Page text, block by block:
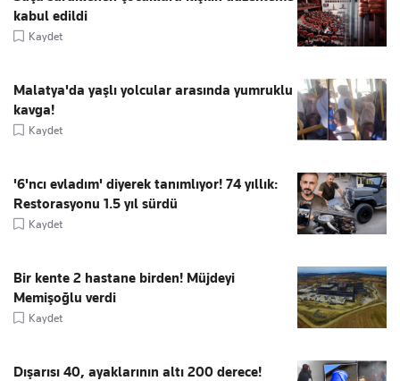
kabul edildi
Kaydet
Malatya'da yaşlı yolcular arasında yumruklu
kavga!
Kaydet
'6'ncı evladım' diyerek tanımlıyor! 74 yıllık:
Restorasyonu 1.5 yıl sürdü
Kaydet
Bir kente 2 hastane birden! Müjdeyi
Memişoğlu verdi
Kaydet
Dışarısı 40, ayaklarının altı 200 derece!